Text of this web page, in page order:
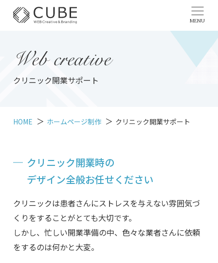
MENU
Web creative
クリニック開業サポート
HOME ホームページ制作 クリニック開業サポート
クリニック開業時の
デザイン全般お任せください
クリニックは患者さんにストレスを与えない雰囲気づ
くりをすることがとても大切です。
しかし、忙しい開業準備の中、色々な業者さんに依頼
をするのは何かと大変。